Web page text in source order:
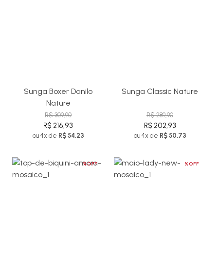
Sunga Boxer Danilo
Nature
R$ 309,90
R$ 216,93
ou 4x de R$ 54,23
Sunga Classic Nature
R$ 289,90
R$ 202,93
ou 4x de R$ 50,73
%OFF %OFF